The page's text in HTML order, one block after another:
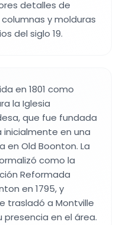
detalles de
y molduras
del siglo 19.
en 1801 como
la Iglesia
que fue fundada
inicialmente en una
en Old Boonton. La
como la
Reformada
en 1795, y
trasladó a Montville
presencia en el área.